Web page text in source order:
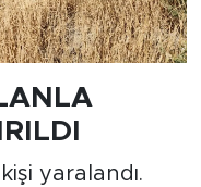
yaralandı.